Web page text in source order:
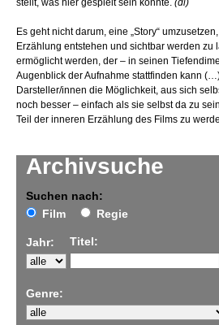
Archivsuche
Suchen nach:
Film
Regie
Jahr: Titel:
Genre:
stellt, was hier gespielt sein könnte. (di)
Es geht nicht darum, eine „Story“
Erzählung entstehen und sichtbar werden zu
ermöglicht werden, der – in seinen
Augenblick der Aufnahme stattfinden kann
Darsteller/innen die Möglichkeit, aus sich
noch besser – einfach als sie selbst da zu
Teil der inneren Erzählung des Films zu